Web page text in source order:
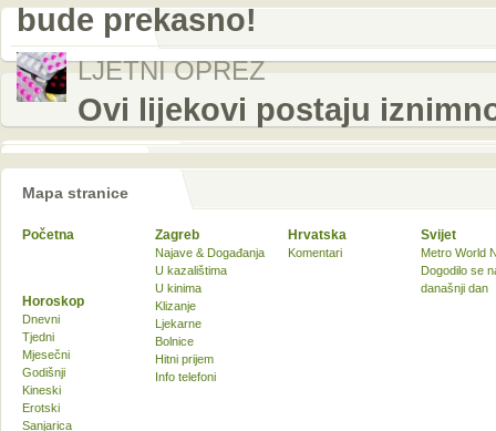
bude prekasno!
LJETNI OPREZ
Ovi lijekovi postaju
Mapa stranice
Početna Zagreb
Najave & Događanja
U kazalištima
U kinima
Klizanje
Ljekarne
Bolnice
Hitni prijem
Info telefoni
Hrvatska
Komentari
Svijet
Metro World
Dogodilo se
današnji dan
Horoskop
Dnevni
Tjedni
Mjesečni
Godišnji
Kineski
Erotski
Sanjarica